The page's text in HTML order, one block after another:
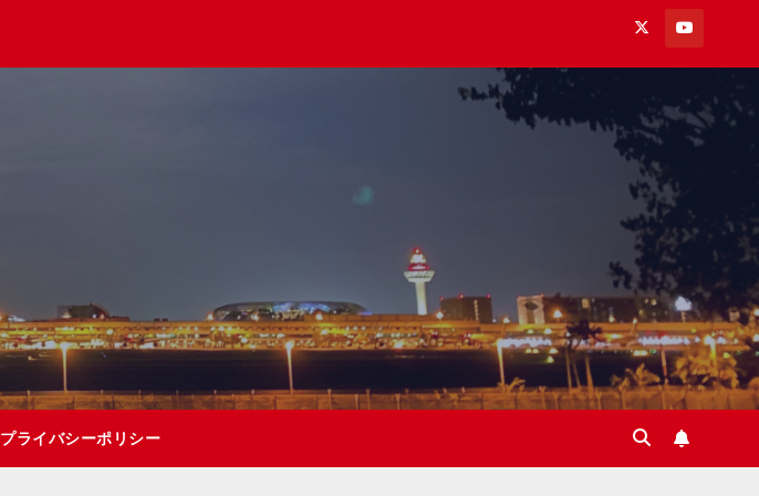
プライバシーポリシー